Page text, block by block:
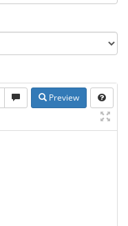
Preview